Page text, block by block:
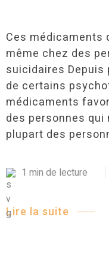
Ces médicaments
même chez des
suicidaires
de certains
médicaments
des personnes
plupart des
1 min de lecture
Lire la suite